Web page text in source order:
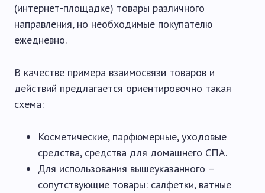
(интернет-площадке) товары различного
направления, но необходимые покупателю
ежедневно.
В качестве примера взаимосвязи товаров и
действий предлагается ориентировочно такая
схема:
Косметические, парфюмерные, уходовые
средства, средства для домашнего СПА.
Для использования вышеуказанного –
сопутствующие товары: салфетки, ватные